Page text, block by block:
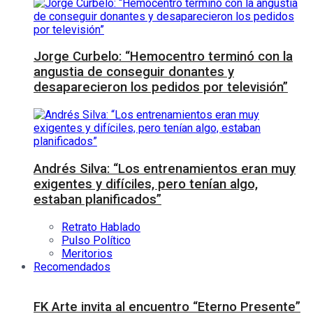
Jorge Curbelo: “Hemocentro terminó con la
angustia de conseguir donantes y
desaparecieron los pedidos por televisión”
Andrés Silva: “Los entrenamientos eran muy
exigentes y difíciles, pero tenían algo,
estaban planificados”
Retrato Hablado
Pulso Político
Meritorios
Recomendados
FK Arte invita al encuentro “Eterno Presente”